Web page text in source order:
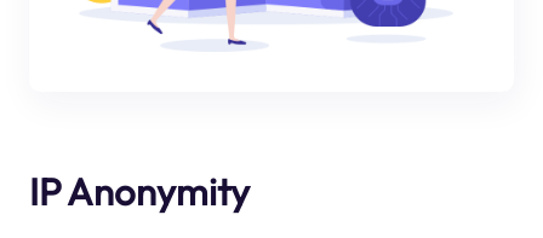
IP Anonymity